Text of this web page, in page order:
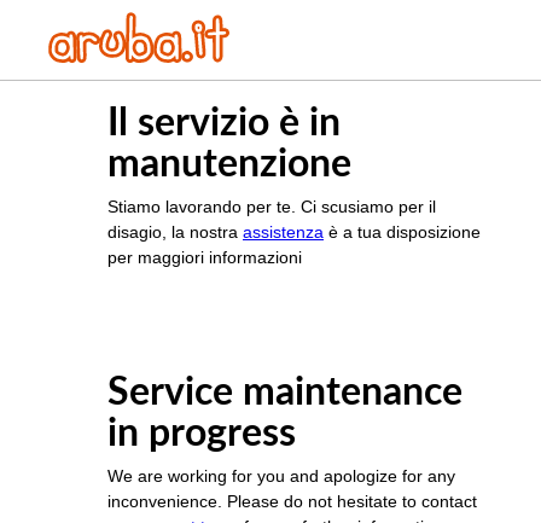
Il servizio è in
manutenzione
Stiamo lavorando per te. Ci scusiamo per il
disagio, la nostra assistenza è a tua disposizione
per maggiori informazioni
Service maintenance
in progress
We are working for you and apologize for any
inconvenience. Please do not hesitate to contact